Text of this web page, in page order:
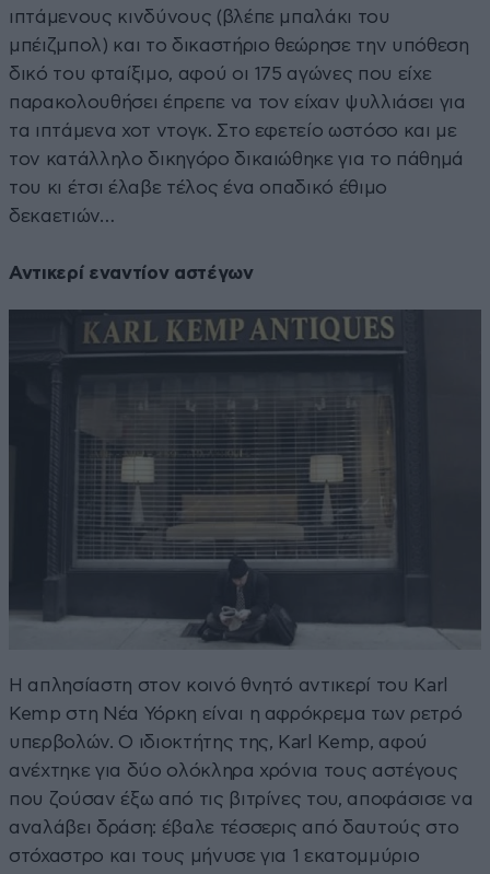
ιπτάμενους κινδύνους (βλέπε μπαλάκι του
μπέιζμπολ) και το δικαστήριο θεώρησε την υπόθεση
δικό του φταίξιμο, αφού οι 175 αγώνες που είχε
παρακολουθήσει έπρεπε να τον είχαν ψυλλιάσει για
τα ιπτάμενα χοτ ντογκ. Στο εφετείο ωστόσο και με
τον κατάλληλο δικηγόρο δικαιώθηκε για το πάθημά
του κι έτσι έλαβε τέλος ένα οπαδικό έθιμο
δεκαετιών…
Αντικερί εναντίον αστέγων
Η απλησίαστη στον κοινό θνητό αντικερί του Karl
Kemp στη Νέα Υόρκη είναι η αφρόκρεμα των ρετρό
υπερβολών. Ο ιδιοκτήτης της, Karl Kemp, αφού
ανέχτηκε για δύο ολόκληρα χρόνια τους αστέγους
που ζούσαν έξω από τις βιτρίνες του, αποφάσισε να
αναλάβει δράση: έβαλε τέσσερις από δαυτούς στο
στόχαστρο και τους μήνυσε για 1 εκατομμύριο